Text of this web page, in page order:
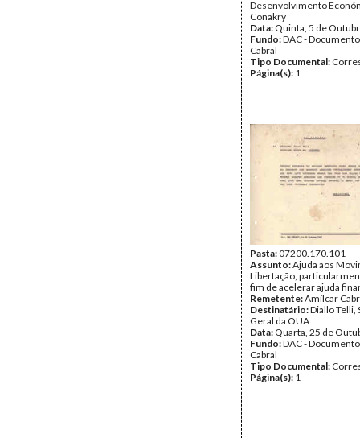
Desenvolvimento
Conakry
Data: Quinta, 5 de
Fundo:DAC -
Cabral
Tipo Documental:
Página(s): 1
Pasta:07200.170.101
Assunto:Ajuda aos
Libertação,
fim de acelerar ajuda
Remetente:Amílcar
Destinatário:Diallo Telli,
Geral da OUA
Data: Quarta, 25 de
Fundo:DAC -
Cabral
Tipo Documental:
Página(s): 1